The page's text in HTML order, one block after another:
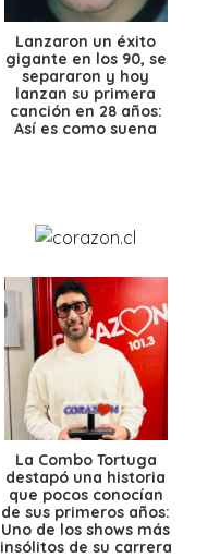
Lanzaron un éxito
gigante en los 90, se
separaron y hoy
lanzan su primera
canción en 28 años:
Así es como suena
La Combo Tortuga
destapó una historia
que pocos conocían
de sus primeros años:
Uno de los shows más
insólitos de su carrera